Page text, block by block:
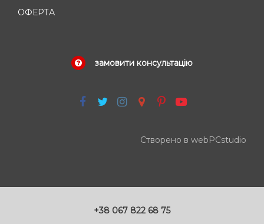
ОФЕРТА
замовити консультацію
Створено в webPCstudio
+38 067 822 68 75